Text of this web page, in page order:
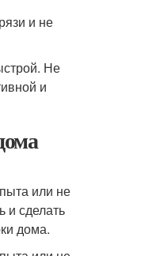
и не
Не
и
или не
и сделать
дома.